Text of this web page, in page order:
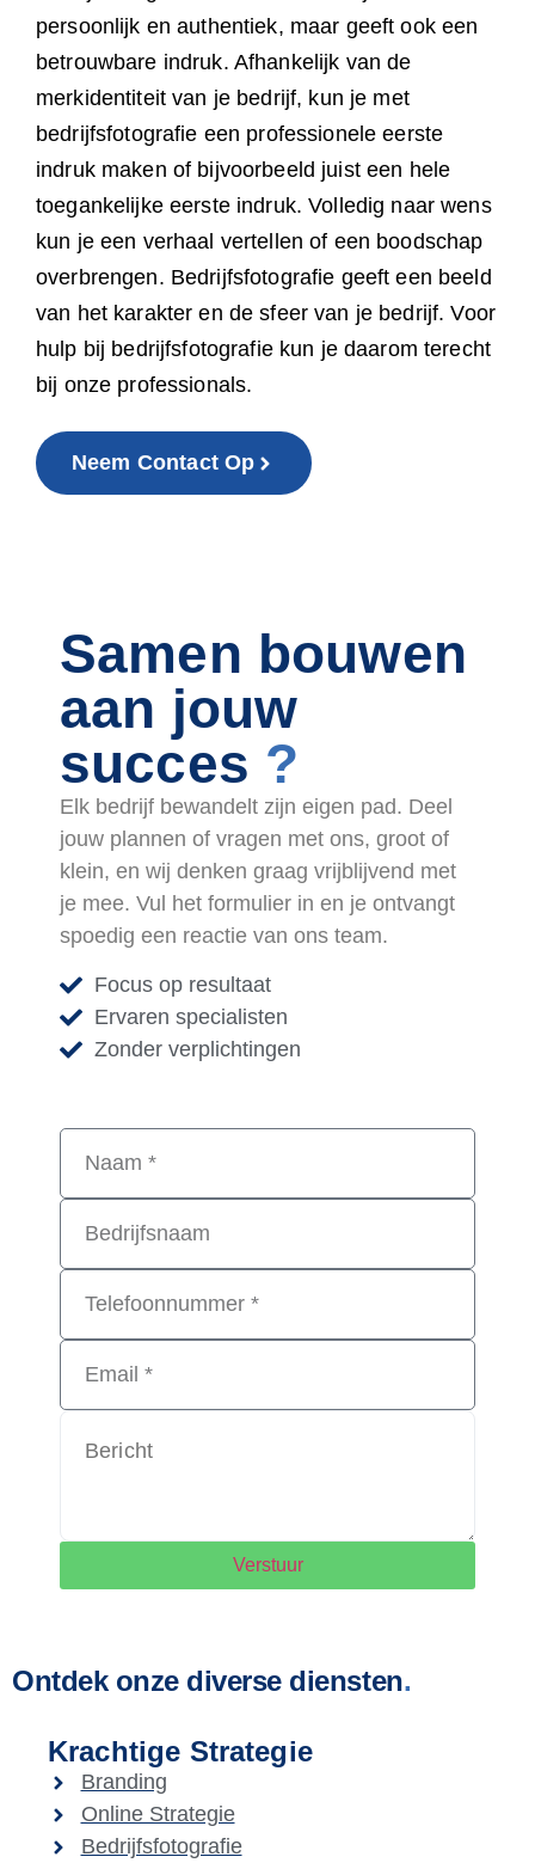
persoonlijk en authentiek, maar geeft ook een
betrouwbare indruk. Afhankelijk van de
merkidentiteit van je bedrijf, kun je met
bedrijfsfotografie een professionele eerste
indruk maken of bijvoorbeeld juist een hele
toegankelijke eerste indruk. Volledig naar wens
kun je een verhaal vertellen of een boodschap
overbrengen. Bedrijfsfotografie geeft een beeld
van het karakter en de sfeer van je bedrijf. Voor
hulp bij bedrijfsfotografie kun je daarom terecht
bij onze professionals.
Neem Contact Op
Samen bouwen
aan jouw
succes ?
Elk bedrijf bewandelt zijn eigen pad. Deel
jouw plannen of vragen met ons, groot of
klein, en wij denken graag vrijblijvend met
je mee. Vul het formulier in en je ontvangt
spoedig een reactie van ons team.
Focus op resultaat
Ervaren specialisten
Zonder verplichtingen
Verstuur
Ontdek onze diverse diensten.
Krachtige Strategie
Branding
Online Strategie
Bedrijfsfotografie